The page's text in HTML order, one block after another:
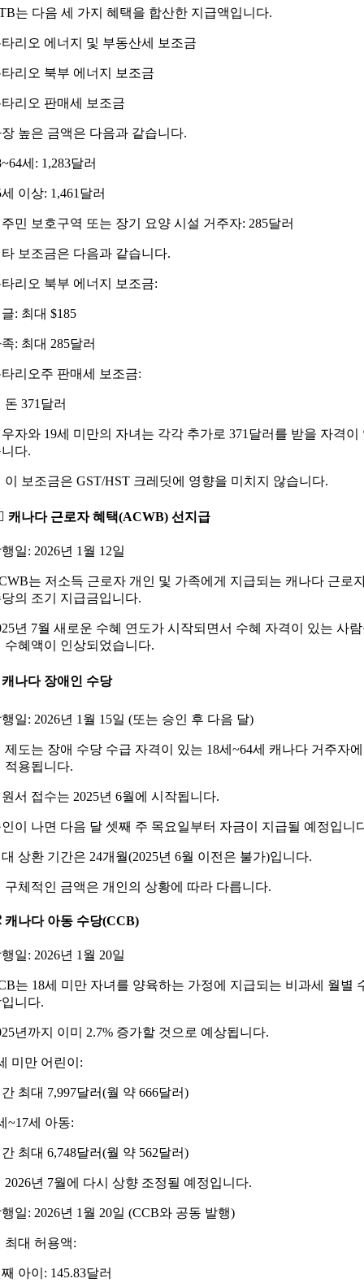
는 다음 세 가지 혜택을 합산한 지급액입니다.
리오 에너지 및 부동산세 보조금
리오 북부 에너지 보조금
리오 판매세 보조금
높은 금액은 다음과 같습니다.
세: 1,283달러
이상: 1,461달러
민 보호구역 또는 장기 요양 시설 거주자: 285달러
보조금은 다음과 같습니다.
리오 북부 에너지 보조금:
: 최대 $185
: 최대 285달러
리오주 판매세 보조금:
돈 371달러
자와 19세 미만의 자녀는 각각 추가로 371달러를 받을 자격이
다.
이 보조금은 GST/HST 크레딧에 영향을 미치지 않습니다.
캐나다 근로자 혜택(ACWB) 선지급
일: 2026년 1월 12일
는 저소득 근로자 개인 및 가족에게 지급되는 캐나다 근로
의 조기 지급금입니다.
년 7월 새로운 수혜 연도가 시작되면서 수혜 자격이 있는 사
수혜액이 인상되었습니다.
캐나다 장애인 수당
일: 2026년 1월 15일 (또는 승인 후 다음 달)
제도는 장애 수당 수급 자격이 있는 18세~64세 캐나다 거주자에
적용됩니다.
서 접수는 2025년 6월에 시작됩니다.
이 나면 다음 달 셋째 주 목요일부터 자금이 지급될 예정입니
상환 기간은 24개월(2025년 6월 이전은 불가)입니다.
구체적인 금액은 개인의 상황에 따라 다릅니다.
캐나다 아동 수당(CCB)
일: 2026년 1월 20일
는 18세 미만 자녀를 양육하는 가정에 지급되는 비과세 월별
니다.
년까지 이미 2.7% 증가할 것으로 예상됩니다.
미만 어린이:
최대 7,997달러(월 약 666달러)
~17세 아동:
최대 6,748달러(월 약 562달러)
2026년 7월에 다시 상향 조정될 예정입니다.
일: 2026년 1월 20일 (CCB와 공동 발행)
최대 허용액:
아이: 145.83달러